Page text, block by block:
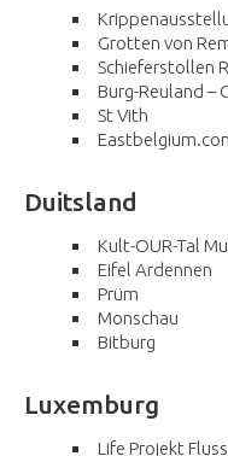
Grotten von
Schieferstollen
Burg-Reuland –
St Vith
Duitsland
Kult-OUR-Tal
Eifel Ardennen
Prüm
Monschau
Bitburg
Luxemburg
Life Projekt